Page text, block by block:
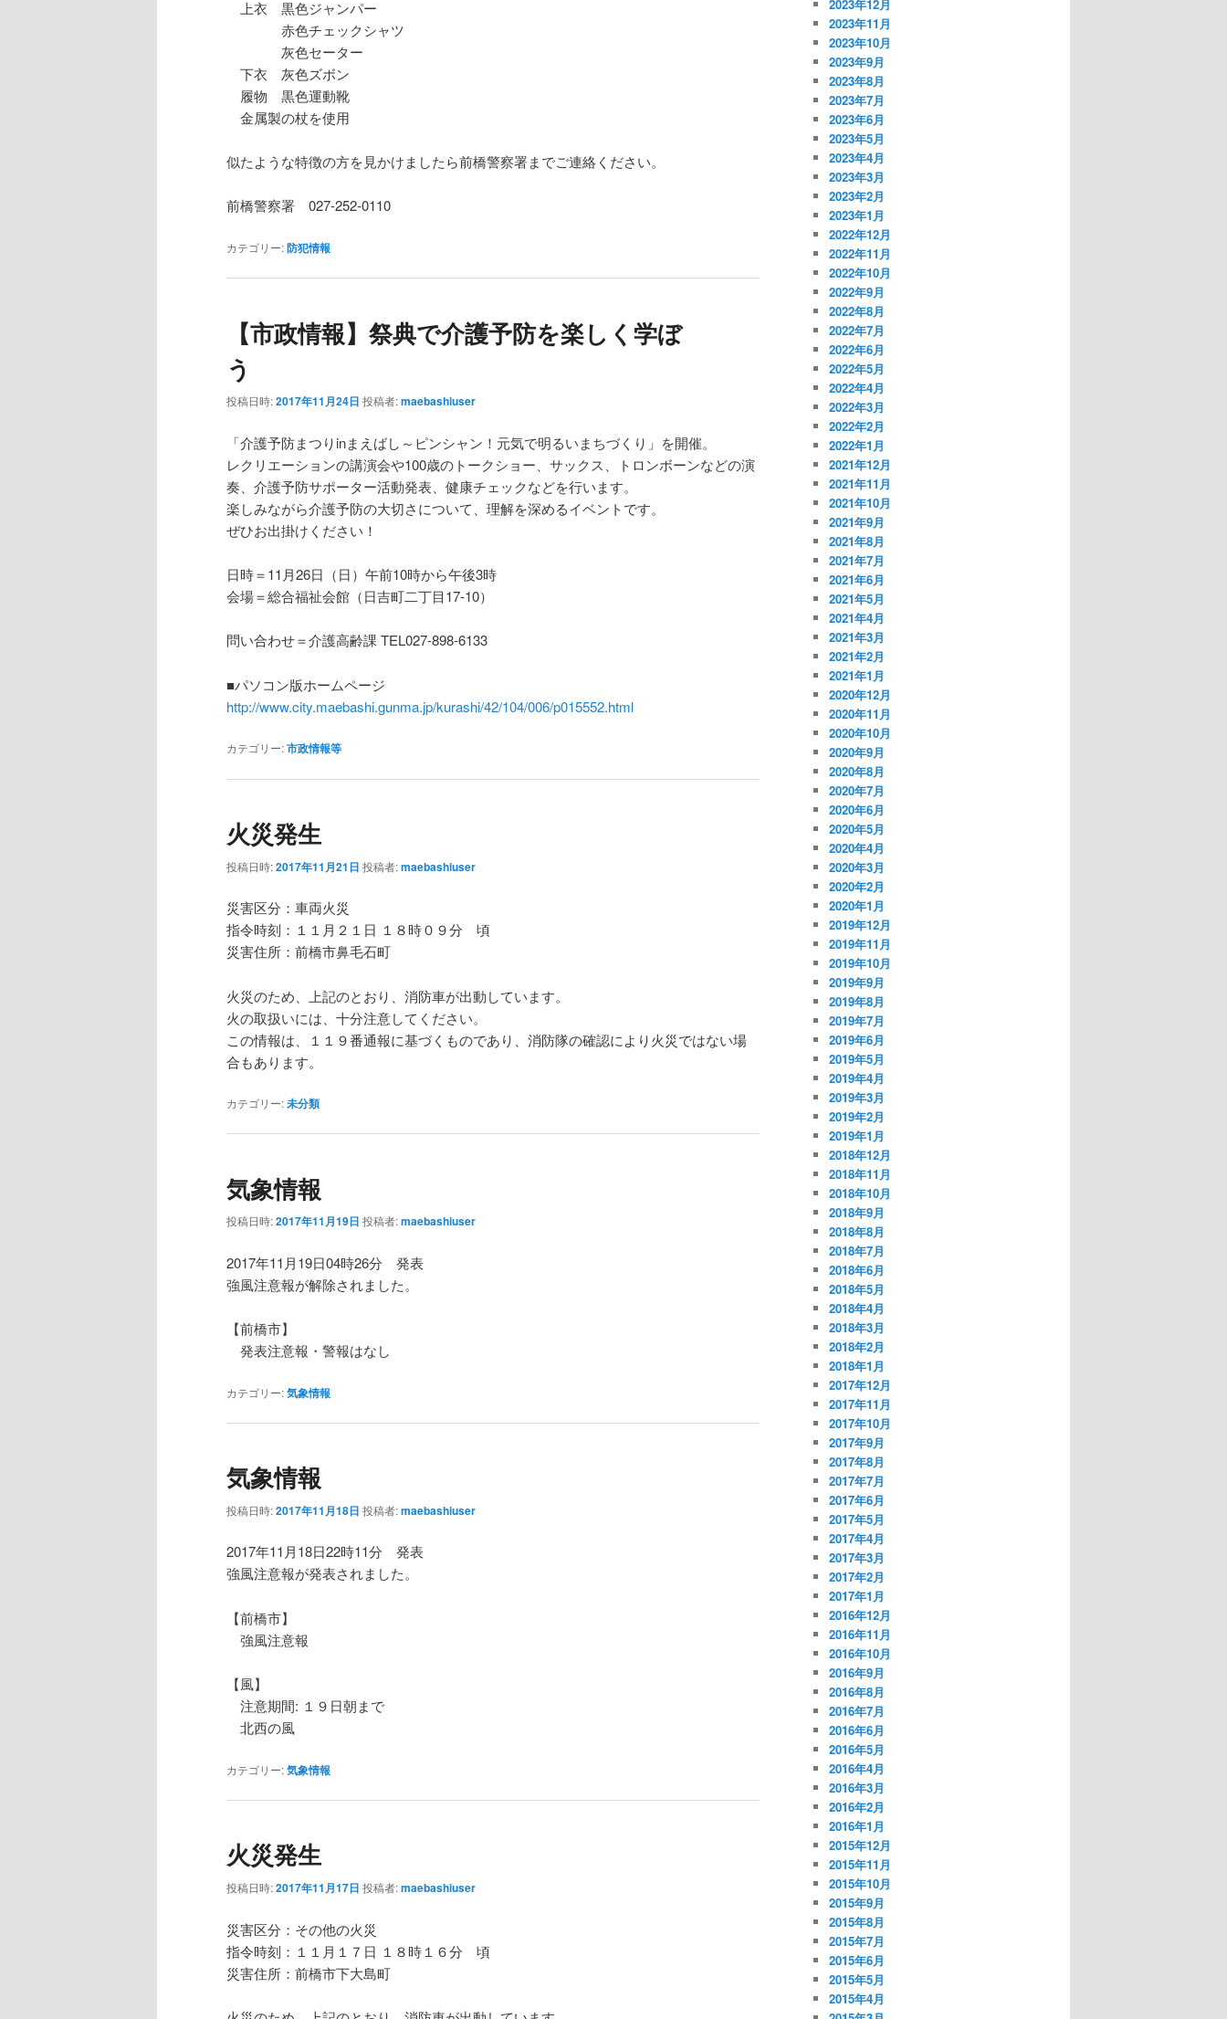
上衣 黒色ジャンパー
赤色チェックシャツ
灰色セーター
下衣 灰色ズボン
履物 黒色運動靴
金属製の杖を使用
似たような特徴の方を見かけましたら前橋警察署までご連絡ください。
前橋警察署 027-252-0110
カテゴリー:防犯情報
【市政情報】祭典で介護予防を楽しく学ぼ
う
投稿日時:2017年11月24日 投稿者:maebashiuser
「介護予防まつりinまえばし～ピンシャン！元気で明るいまちづくり」を開催。
レクリエーションの講演会や100歳のトークショー、サックス、トロンボーンなどの演
奏、介護予防サポーター活動発表、健康チェックなどを行います。
楽しみながら介護予防の大切さについて、理解を深めるイベントです。
ぜひお出掛けください！
日時＝11月26日（日）午前10時から午後3時
会場＝総合福祉会館（日吉町二丁目17-10）
問い合わせ＝介護高齢課 TEL027-898-6133
■パソコン版ホームページ
http://www.city.maebashi.gunma.jp/kurashi/42/104/006/p015552.html
カテゴリー:市政情報等
火災発生
投稿日時:2017年11月21日 投稿者:maebashiuser
災害区分：車両火災
指令時刻：１１月２１日 １８時０９分 頃
災害住所：前橋市鼻毛石町
火災のため、上記のとおり、消防車が出動しています。
火の取扱いには、十分注意してください。
この情報は、１１９番通報に基づくものであり、消防隊の確認により火災ではない場
合もあります。
カテゴリー:未分類
気象情報
投稿日時:2017年11月19日 投稿者:maebashiuser
2017年11月19日04時26分 発表
強風注意報が解除されました。
【前橋市】
発表注意報・警報はなし
カテゴリー:気象情報
気象情報
投稿日時:2017年11月18日 投稿者:maebashiuser
2017年11月18日22時11分 発表
強風注意報が発表されました。
【前橋市】
強風注意報
【風】
注意期間: １９日朝まで
北西の風
カテゴリー:気象情報
火災発生
投稿日時:2017年11月17日 投稿者:maebashiuser
災害区分：その他の火災
指令時刻：１１月１７日 １８時１６分 頃
災害住所：前橋市下大島町
2023年12月
2023年11月
2023年10月
2023年9月
2023年8月
2023年7月
2023年6月
2023年5月
2023年4月
2023年3月
2023年2月
2023年1月
2022年12月
2022年11月
2022年10月
2022年9月
2022年8月
2022年7月
2022年6月
2022年5月
2022年4月
2022年3月
2022年2月
2022年1月
2021年12月
2021年11月
2021年10月
2021年9月
2021年8月
2021年7月
2021年6月
2021年5月
2021年4月
2021年3月
2021年2月
2021年1月
2020年12月
2020年11月
2020年10月
2020年9月
2020年8月
2020年7月
2020年6月
2020年5月
2020年4月
2020年3月
2020年2月
2020年1月
2019年12月
2019年11月
2019年10月
2019年9月
2019年8月
2019年7月
2019年6月
2019年5月
2019年4月
2019年3月
2019年2月
2019年1月
2018年12月
2018年11月
2018年10月
2018年9月
2018年8月
2018年7月
2018年6月
2018年5月
2018年4月
2018年3月
2018年2月
2018年1月
2017年12月
2017年11月
2017年10月
2017年9月
2017年8月
2017年7月
2017年6月
2017年5月
2017年4月
2017年3月
2017年2月
2017年1月
2016年12月
2016年11月
2016年10月
2016年9月
2016年8月
2016年7月
2016年6月
2016年5月
2016年4月
2016年3月
2016年2月
2016年1月
2015年12月
2015年11月
2015年10月
2015年9月
2015年8月
2015年7月
2015年6月
2015年5月
2015年4月